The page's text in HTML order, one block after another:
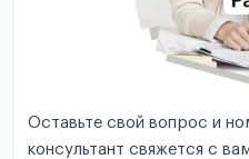
Оставьте свой вопрос и
консультант свяжется с